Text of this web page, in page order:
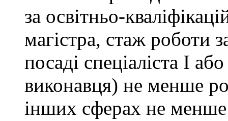
за освітньо-
магістра, стаж роботи
посаді спеціаліста І
виконавця) не менше
інших сферах не